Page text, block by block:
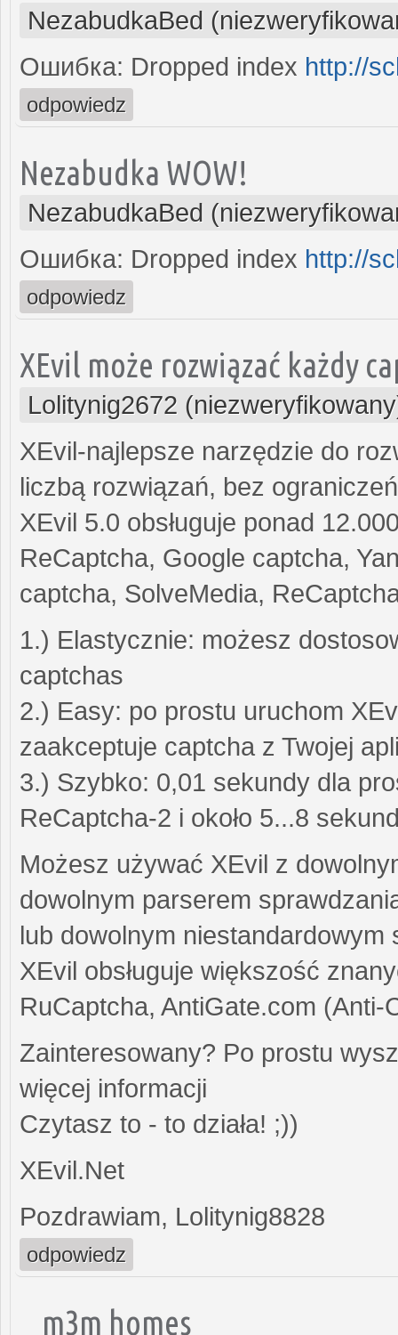
NezabudkaBed
Ошибка: Dropped index http://
odpowiedz
Nezabudka WOW!
NezabudkaBed
Ошибка: Dropped index http://
odpowiedz
XEvil może rozwiązać każdy
Lolitynig2672
XEvil-najlepsze narzędzie do
liczbą rozwiązań, bez
XEvil 5.0 obsługuje ponad
ReCaptcha, Google captcha,
captcha, SolveMedia,
1.) Elastycznie: możesz
captchas
2.) Easy: po prostu uruchom
zaakceptuje captcha z Twojej
3.) Szybko: 0,01 sekundy dla
ReCaptcha-2 i około 5...8
Możesz używać XEvil z
dowolnym parserem
lub dowolnym niestandardowym
XEvil obsługuje większość
RuCaptcha, AntiGate.com
Zainteresowany? Po prostu
więcej informacji
Czytasz to - to działa! ;))
XEvil.Net
Pozdrawiam, Lolitynig8828
odpowiedz
m3m homes